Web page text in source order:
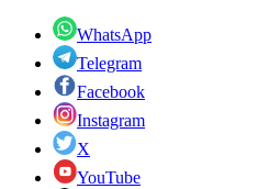
WhatsApp
Telegram
Facebook
Instagram
X
YouTube